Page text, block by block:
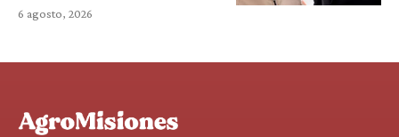
6 agosto, 2026